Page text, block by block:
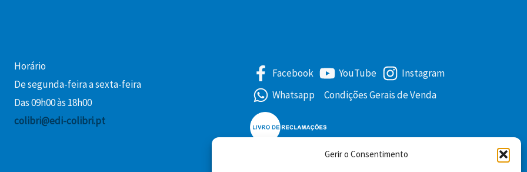
Gerir o Consentimento
Horário
De segunda-feira a sexta-feira
Das 09h00 às 18h00
colibri@edi-colibri.pt
Facebook YouTube
Instagram
Whatsapp
Condições Gerais de Venda